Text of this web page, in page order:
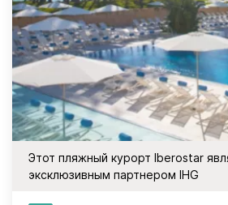
Этот пляжный курорт Iberostar
эксклюзивным партнером IHG